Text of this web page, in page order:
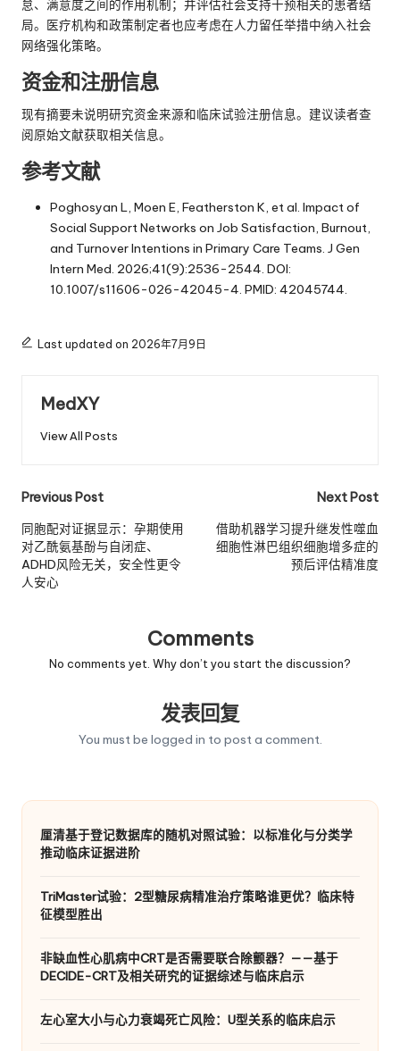
怠、满意度之间的作用机制；并评估社会支持干预相关的患者结
局。医疗机构和政策制定者也应考虑在人力留任举措中纳入社会
网络强化策略。
资金和注册信息
现有摘要未说明研究资金来源和临床试验注册信息。建议读者查
阅原始文献获取相关信息。
参考文献
Poghosyan L, Moen E, Featherston K, et al. Impact of
Social Support Networks on Job Satisfaction, Burnout,
and Turnover Intentions in Primary Care Teams. J Gen
Intern Med. 2026;41(9):2536-2544. DOI:
10.1007/s11606-026-42045-4. PMID: 42045744.
Last updated on 2026年7月9日
MedXY
View All Posts
Post
navigation
Previous Post
同胞配对证据显示：孕期使用
对乙酰氨基酚与自闭症、
ADHD风险无关，安全性更令
人安心
Next Post
借助机器学习提升继发性噬血
细胞性淋巴组织细胞增多症的
预后评估精准度
Comments
No comments yet. Why don’t you start the discussion?
发表回复
You must be logged in to post a comment.
厘清基于登记数据库的随机对照试验：以标准化与分类学
推动临床证据进阶
TriMaster试验：2型糖尿病精准治疗策略谁更优？临床特
征模型胜出
非缺血性心肌病中CRT是否需要联合除颤器？——基于
DECIDE-CRT及相关研究的证据综述与临床启示
左心室大小与心力衰竭死亡风险：U型关系的临床启示